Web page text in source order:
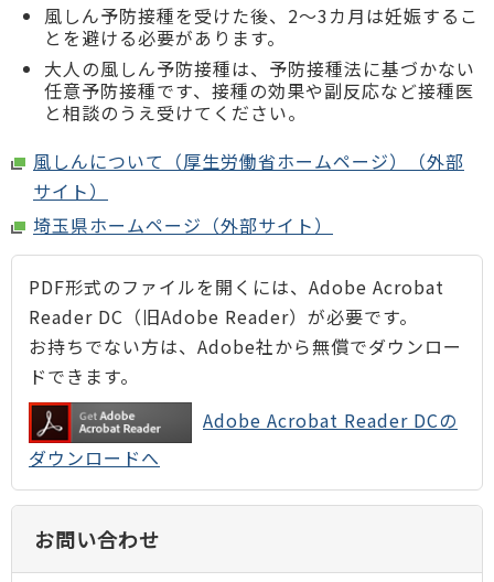
風しん予防接種を受けた後、2～3カ月は妊娠するこ
とを避ける必要があります。
大人の風しん予防接種は、予防接種法に基づかない
任意予防接種です、接種の効果や副反応など接種医
と相談のうえ受けてください。
風しんについて（厚生労働省ホームページ）（外部
サイト）
埼玉県ホームページ（外部サイト）
PDF形式のファイルを開くには、Adobe Acrobat
Reader DC（旧Adobe Reader）が必要です。
お持ちでない方は、Adobe社から無償でダウンロー
ドできます。
Adobe Acrobat Reader DCの
ダウンロードへ
お問い合わせ